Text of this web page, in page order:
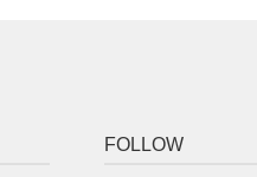
FOLLOW